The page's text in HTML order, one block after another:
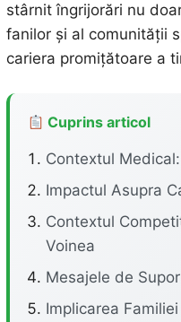
stârnit îngrijorări nu
fanilor și al comunității
cariera promițătoare a
Cuprins articol
Contextul
Impactul Asupra
Contextul
Voinea
Mesajele de
Implicarea